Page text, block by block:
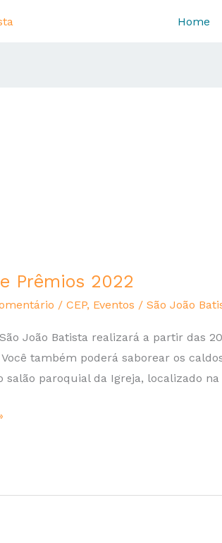
Home
Prêmios 2022
/ CEP, Eventos / São João
João Batista realizará a partir das
Você também poderá saborear os
salão paroquial da Igreja, localizado